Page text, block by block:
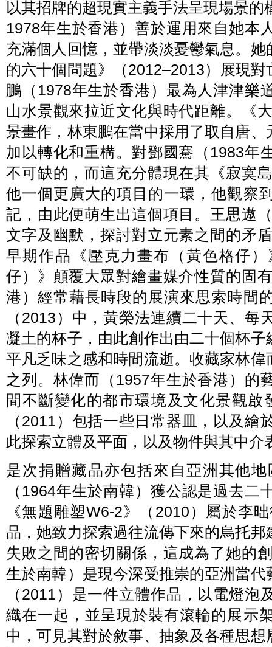
以其招牌的超現實主義手法呈現場景的
1978年生於香港）善於運用來自她本
充滿個人回憶，並帶淡淡憂鬱氣息。
的六十個問題》（2012–2013）展現
鵬（1978年生於香港）最為人津津樂
山水景觀來拉近文化與時代距離。《
景畫作，林東鵬在當中採用了取自唐
加以轉化和重構。對鄧國騫（1983年
不可缺的，而這充分體現在其《寂寞
他一個更廣大的項目的一環，他觀察
記，由此便萌生出這個項目。王思遨
文字及幽默，探討對立元素之間的矛
早期作品《壓克力畫布（黃色格仔
仔）》顛覆大眾對繪畫媒介性質的固
港）經常藉長時段的展演來思索時間
（2013）中，黃榮法連續二十天、
凝土的杯子，由此創作出由二十個杯
平凡乏味之感和時間流逝。收藏家林
之列。林偉而（1957年生於香港）的
間不斷變化的都市環境及文化景觀啟
（2011）包括一些日常器皿，以及
此探索立體及平面，以及物件與其中介
是次捐贈藏品亦包括來自亞洲其他
（1964年生於南韓）獲公認是過去
《無題雕塑W6-2》（2010）屬於李
品，她致力探索過往流傳下來的烏托
失敗之間的密切關係，這成為了她的
生於南韓）是現今深受推崇的亞洲當
（2011）是一件立體作品，以電燈
織在一起，並呈現於裝有滾輪的展示
中，可見其對於敘事、抽象及各種思